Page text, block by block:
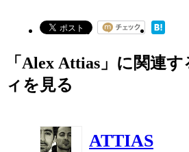
「Alex Attias」に関連
ィを見る
ATTIAS